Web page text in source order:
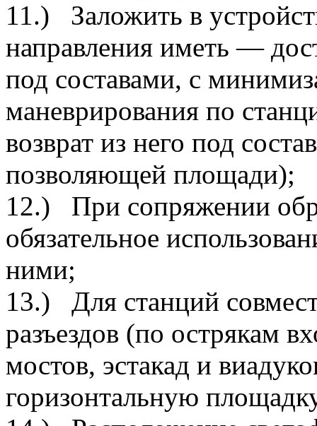
11.) Заложить в
направления иметь —
под составами, с
маневрирования по
возврат из него под
позволяющей площади);
12.) При сопряжении
обязательное
ними;
13.) Для станций
разъездов (по острякам
мостов, эстакад и
горизонтальную